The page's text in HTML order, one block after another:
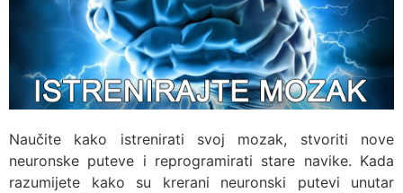
Naučite kako istrenirati svoj mozak, stvoriti nove
neuronske puteve i reprogramirati stare navike. Kada
razumijete kako su krerani neuronski putevi unutar